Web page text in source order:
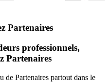
Partenaires
professionnels,
Partenaires
de Partenaires partout dans le